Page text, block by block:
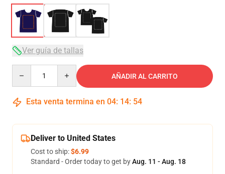
Ver guía de tallas
AÑADIR AL CARRITO
Esta venta termina en 04: 14: 54
Deliver to United States
Cost to ship:$6.99
Standard - Order today to get byAug. 11 - Aug. 18